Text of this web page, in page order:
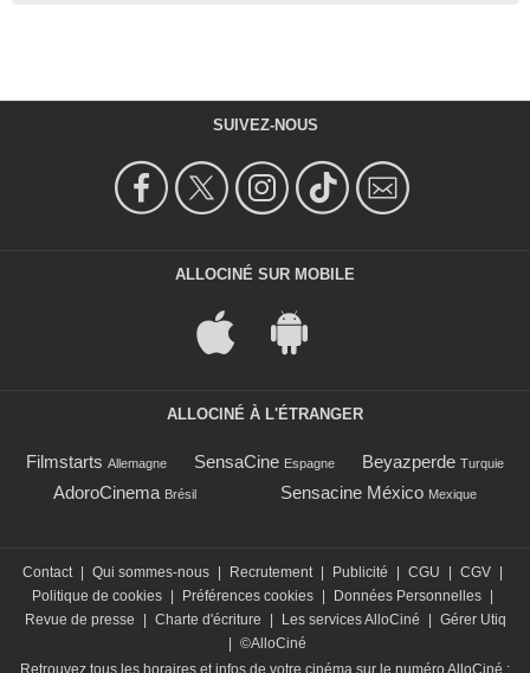
SUIVEZ-NOUS
ALLOCINÉ SUR MOBILE
ALLOCINÉ À L'ÉTRANGER
Filmstarts Allemagne SensaCine Espagne Beyazperde Turquie
AdoroCinema Brésil Sensacine México Mexique
Contact Qui sommes-nous Recrutement Publicité CGU CGV
Politique de cookies
Préférences cookies Données Personnelles
Revue de presse
Charte d'écriture Les services AlloCiné
Gérer Utiq
©AlloCiné
Retrouvez tous les horaires et infos de votre cinéma sur le numéro AlloCiné :